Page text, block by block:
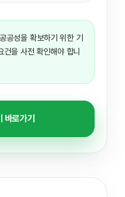
공성을 확보하기 위한 기
을 사전 확인해야 합니
바로가기